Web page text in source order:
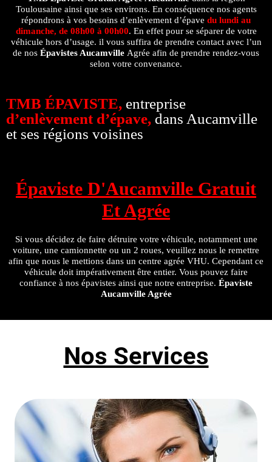
Toulousaine ainsi que ses environs. En conséquence nos agents
répondrons à vos besoins d’enlèvement d’épave du lundi au
dimanche, de 08h00 à 00h00. En effet pour se séparer de votre
véhicule hors d’usage. il vous suffira de prendre contact avec l’un
de nos Épavistes Aucamville Agrée afin de prendre rendez-vous
selon votre convenance.
TMB ÉPAVISTE, entreprise
d’enlèvement d’épave, dans Aucamville
et ses régions voisines
Épaviste D'Aucamville Gratuit
Et Agrée
Si vous décidez de faire détruire votre véhicule, notamment une
voiture, une camionnette ou un 2 roues, veuillez nous le remettre
afin que nous le mettions dans un centre agrée VHU. Cependant ce
véhicule doit impérativement être entier. Vous pouvez faire
confiance à nos épavistes ainsi que notre entreprise. Épaviste
Aucamville Agrée
Nos Services